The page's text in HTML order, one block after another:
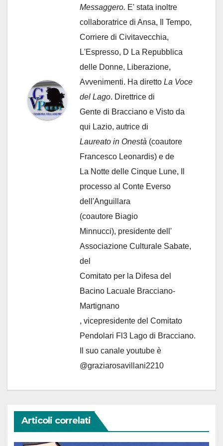
Messaggero. E' stata inoltre
collaboratrice di Ansa, Il Tempo,
Corriere di Civitavecchia,
L'Espresso, D La Repubblica
delle Donne, Liberazione,
Avvenimenti. Ha diretto La Voce
del Lago. Direttrice di
Gente di Bracciano e Visto da
qui Lazio, autrice di
Laureato in Onestà (coautore
Francesco Leonardis) e de
La Notte delle Cinque Lune, Il
processo al Conte Everso
dell'Anguillara
(coautore Biagio
Minnucci), presidente dell'
Associazione Culturale Sabate,
del
Comitato per la Difesa del
Bacino Lacuale Bracciano-
Martignano
, vicepresidente del Comitato
Pendolari Fl3 Lago di Bracciano.
Il suo canale youtube è
@graziarosavillani2210
Articoli correlati